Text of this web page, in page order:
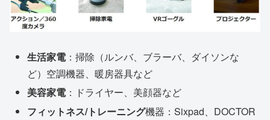
生活家電：掃除（ルンバ、ブラーバ、ダイソンな
ど）空調機器、暖房器具など
美容家電：ドライヤー、美顔器など
フィットネス/トレーニング機器：Sixpad、DOCTOR